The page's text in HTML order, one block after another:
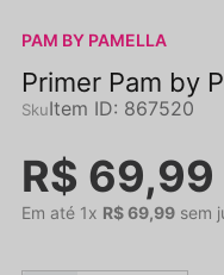
PAM BY PAMELLA
Primer Pam by
Item ID: 867520
R$ 69,99
Em até 1x R$69,99 sem